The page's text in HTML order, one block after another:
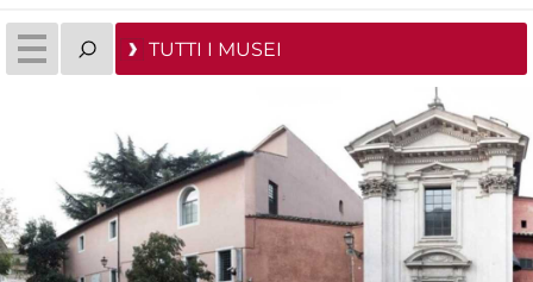
TUTTI I MUSEI